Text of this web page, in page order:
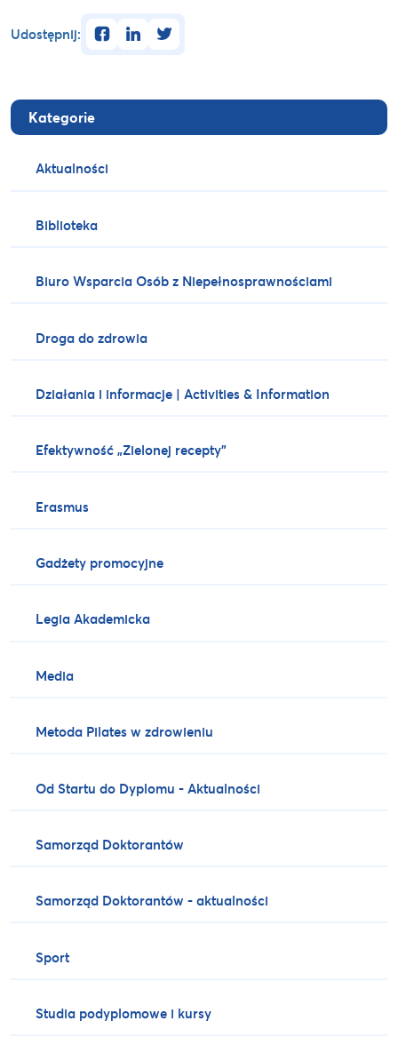
Kategorie
Aktualności
Biblioteka
Biuro Wsparcia Osób z Niepełnosprawnościami
Droga do zdrowia
Działania i informacje | Activities & Information
Efektywność „Zielonej recepty”
Erasmus
Gadżety promocyjne
Legia Akademicka
Media
Metoda Pilates w zdrowieniu
Od Startu do Dyplomu - Aktualności
Samorząd Doktorantów
Samorząd Doktorantów - aktualności
Sport
Studia podyplomowe i kursy
Udostępnij: facebooklinkedintwitter